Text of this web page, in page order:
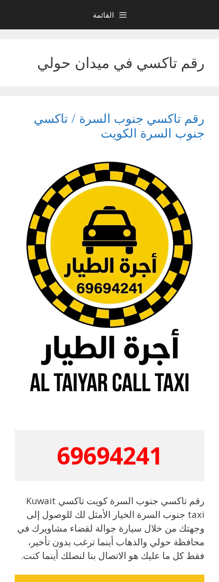
المحتوى
القائمة
رقم تاكسي في ميدان حولي
رقم تاكسي جنوب السرة / تاكسي
جنوب السرة الكويت
69694241
رقم تاكسي جنوب السرة كويت تاكسي Kuwait
taxi جنوب السرة الخيار الأمثل لك للوصول إلى
وجهتك من خلال سيارة جوالة لقضاء مشاويرك في
محافظة حولي والذهاب أينما ترغب بدون تأخير،
فقط كل ما عليك هو الاتصال بنا لنصلك أينما كنت.